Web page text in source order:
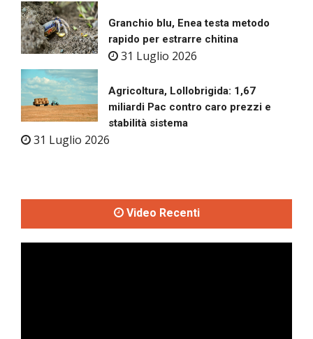
Granchio blu, Enea testa metodo
rapido per estrarre chitina
31 Luglio 2026
Agricoltura, Lollobrigida: 1,67
miliardi Pac contro caro prezzi e
stabilità sistema
31 Luglio 2026
Video Recenti